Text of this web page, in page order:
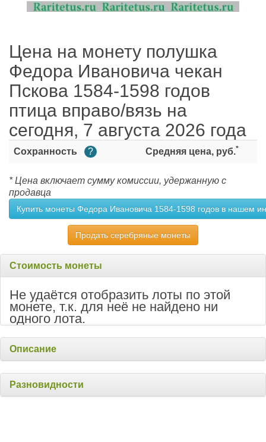
Цена на монету полушка
Федора Ивановича чекан
Пскова 1584-1598 годов
птица вправо/вязь на
сегодня, 7 августа 2026 года
Сохранность ? Средняя цена, руб.*
* Цена включает сумму комиссии, удержанную с
продавца
Купить монеты Федора Ивановича 1584-1598 годов в нашем
Продать серебряные монеты
Стоимость монеты
Не удаётся отобразить лоты по этой
монете, т.к. для неё не найдено ни
одного лота.
Описание
Разновидности